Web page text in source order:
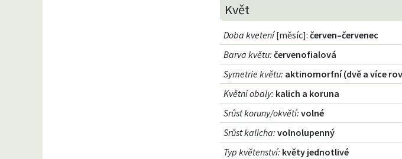
Květ
Doba kvetení[měsíc]: červen–červenec
Barva květu: červenofialová
Symetrie květu: aktinomorfní (dvě a více
Květní obaly: kalich a koruna
Srůst koruny/okvětí: volné
Srůst kalicha: volnolupenný
Typ květenství: květy jednotlivé